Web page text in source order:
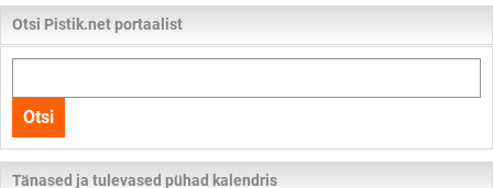
Otsi Pistik.net portaalist
kogu
lehelt
Otsi
Tänased ja tulevased pühad kalendris